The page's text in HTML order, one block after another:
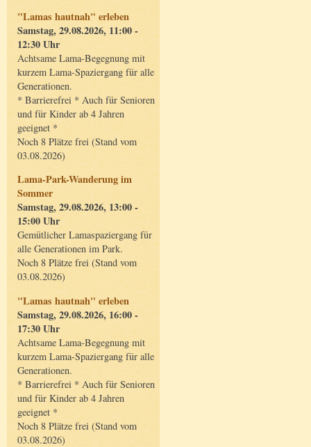
"Lamas hautnah" erleben
Samstag, 29.08.2026, 11:00 -
12:30 Uhr
Achtsame Lama-Begegnung mit
kurzem Lama-Spaziergang für alle
Generationen.
* Barrierefrei * Auch für Senioren
und für Kinder ab 4 Jahren
geeignet *
Noch 8 Plätze frei (Stand vom
03.08.2026)
Lama-Park-Wanderung im
Sommer
Samstag, 29.08.2026, 13:00 -
15:00 Uhr
Gemütlicher Lamaspaziergang für
alle Generationen im Park.
Noch 8 Plätze frei (Stand vom
03.08.2026)
"Lamas hautnah" erleben
Samstag, 29.08.2026, 16:00 -
17:30 Uhr
Achtsame Lama-Begegnung mit
kurzem Lama-Spaziergang für alle
Generationen.
* Barrierefrei * Auch für Senioren
und für Kinder ab 4 Jahren
geeignet *
Noch 8 Plätze frei (Stand vom
03.08.2026)